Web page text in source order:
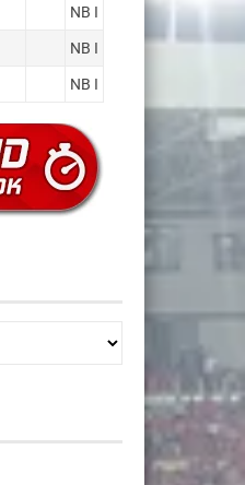
NB I
NB I
NB I